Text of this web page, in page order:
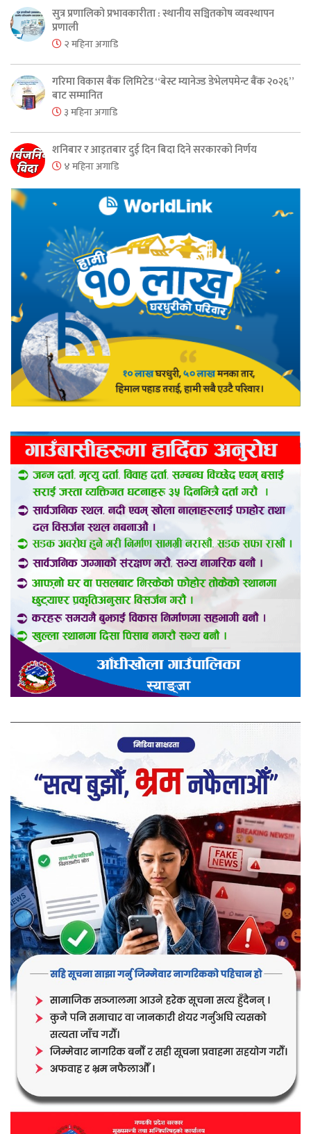
सुत्र प्रणालिको प्रभावकारीता : स्थानीय सञ्चितकोष व्यवस्थापन
प्रणाली
२ महिना अगाडि
गरिमा विकास बैंक लिमिटेड “बेस्ट म्यानेज्ड डेभेलपमेन्ट बैंक २०२६”
बाट सम्मानित
३ महिना अगाडि
शनिबार र आइतबार दुई दिन बिदा दिने सरकारको निर्णय
४ महिना अगाडि